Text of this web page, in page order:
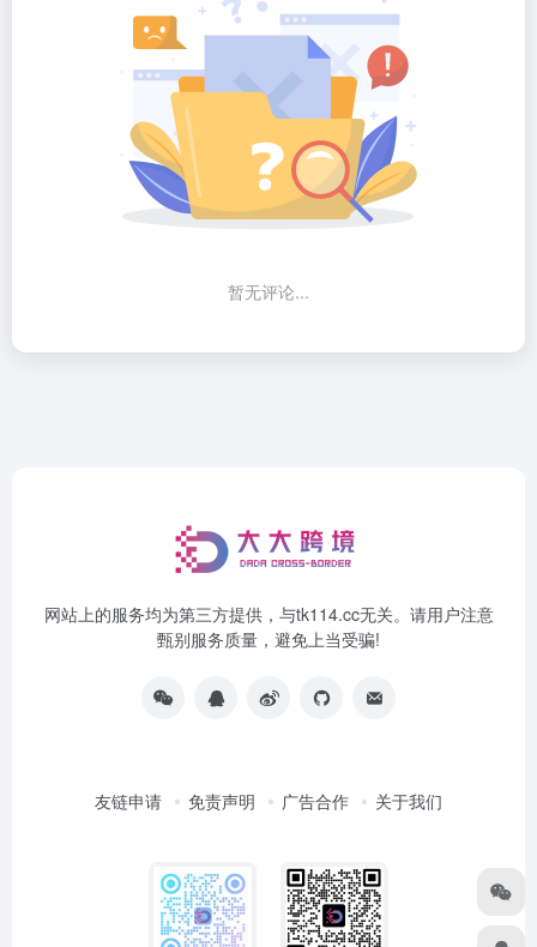
暂无评论...
网站上的服务均为第三方提供，与tk114.cc无关。请用户注意
甄别服务质量，避免上当受骗!
友链申请 免责声明 广告合作 关于我们